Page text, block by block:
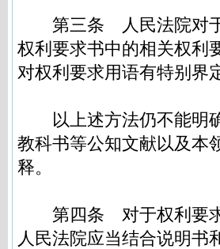
第三条 人民法院对
权利要求书中的相关权利
对权利要求用语有特别界
以上述方法仍不能明确
教科书等公知文献以及本
释。
第四条 对于权利要
人民法院应当结合说明书